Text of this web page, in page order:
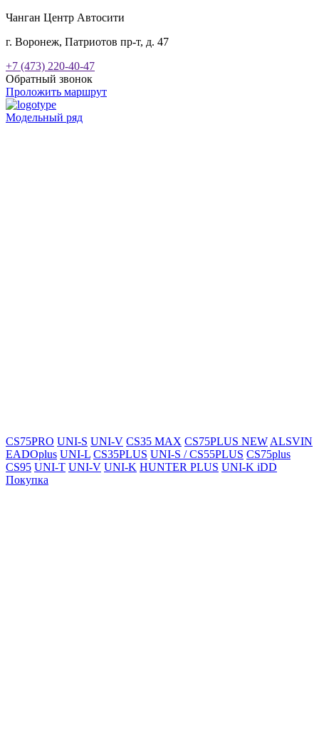
Чанган Центр Автосити
г. Воронеж, Патриотов пр-т, д. 47
+7 (473) 220-40-47
Обратный звонок
Проложить маршрут
Модельный ряд
CS75PRO UNI-S UNI-V CS35 MAX CS75PLUS NEW ALSVIN
EADOplus UNI-L CS35PLUS UNI-S / CS55PLUS CS75plus
CS95 UNI-T UNI-V UNI-K HUNTER PLUS UNI-K iDD
Покупка